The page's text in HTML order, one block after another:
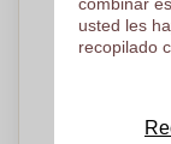
usted les
recopilado